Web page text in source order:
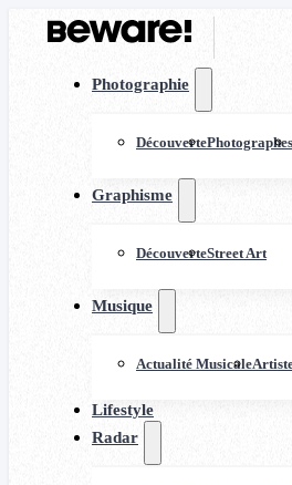
Photographie
DécouvertePhotographes
Graphisme
DécouverteStreet Art
Musique
Actualité Musicale
Lifestyle
Radar